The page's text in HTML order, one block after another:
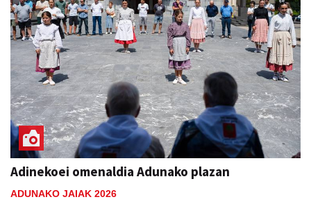
Adinekoei omenaldia Adunako plazan
ADUNAKO JAIAK 2026